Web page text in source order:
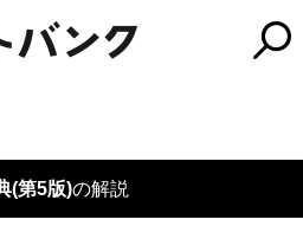
(第5版)の解説